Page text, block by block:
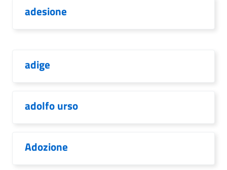
adesione
adige
adolfo urso
Adozione